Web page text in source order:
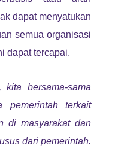
dapat menyatukan
semua organisasi
dapat tercapai.
kita bersama-sama
pemerintah terkait
di masyarakat dan
dari pemerintah.